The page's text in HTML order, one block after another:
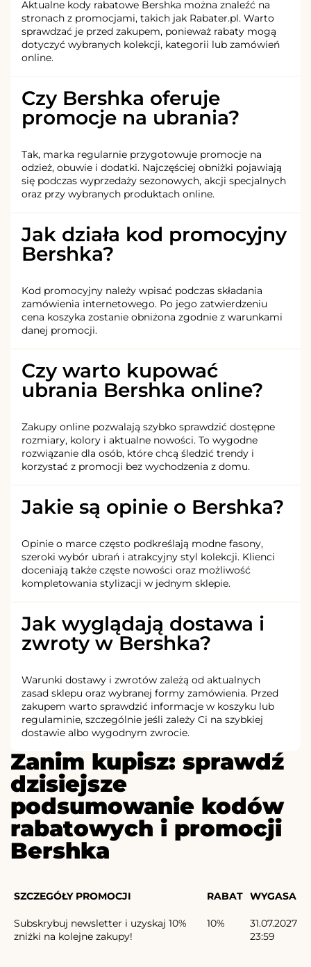
Aktualne kody rabatowe Bershka można znaleźć na
stronach z promocjami, takich jak Rabater.pl. Warto
sprawdzać je przed zakupem, ponieważ rabaty mogą
dotyczyć wybranych kolekcji, kategorii lub zamówień
online.
Czy Bershka oferuje
promocje na ubrania?
Tak, marka regularnie przygotowuje promocje na
odzież, obuwie i dodatki. Najczęściej obniżki pojawiają
się podczas wyprzedaży sezonowych, akcji specjalnych
oraz przy wybranych produktach online.
Jak działa kod promocyjny
Bershka?
Kod promocyjny należy wpisać podczas składania
zamówienia internetowego. Po jego zatwierdzeniu
cena koszyka zostanie obniżona zgodnie z warunkami
danej promocji.
Czy warto kupować
ubrania Bershka online?
Zakupy online pozwalają szybko sprawdzić dostępne
rozmiary, kolory i aktualne nowości. To wygodne
rozwiązanie dla osób, które chcą śledzić trendy i
korzystać z promocji bez wychodzenia z domu.
Jakie są opinie o Bershka?
Opinie o marce często podkreślają modne fasony,
szeroki wybór ubrań i atrakcyjny styl kolekcji. Klienci
doceniają także częste nowości oraz możliwość
kompletowania stylizacji w jednym sklepie.
Jak wyglądają dostawa i
zwroty w Bershka?
Warunki dostawy i zwrotów zależą od aktualnych
zasad sklepu oraz wybranej formy zamówienia. Przed
zakupem warto sprawdzić informacje w koszyku lub
regulaminie, szczególnie jeśli zależy Ci na szybkiej
dostawie albo wygodnym zwrocie.
Zanim kupisz: sprawdź
dzisiejsze
podsumowanie kodów
rabatowych i promocji
Bershka
SZCZEGÓŁY PROMOCJI RABAT WYGASA
Subskrybuj newsletter i uzyskaj 10%
zniżki na kolejne zakupy!
10%
31.07.2027
23:59